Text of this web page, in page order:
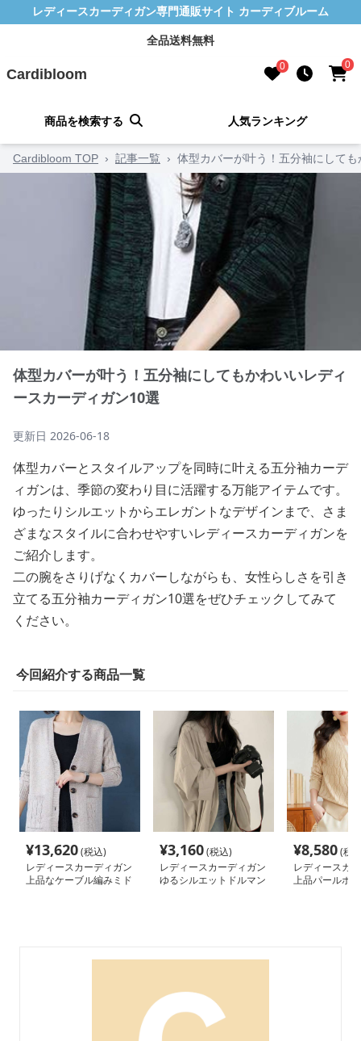
レディースカーディガン専門通販サイト カーディブルーム
全品送料無料
Cardibloom 0 0
商品を検索する 人気ランキング
Cardibloom TOP › 記事一覧 › 体型カバーが叶う！五分袖にして
体型カバーが叶う！五分袖にしてもかわいいレディ
ースカーディガン10選
更新日 2026-06-18
体型カバーとスタイルアップを同時に叶える五分袖カーデ
ィガンは、季節の変わり目に活躍する万能アイテムです。
ゆったりシルエットからエレガントなデザインまで、さま
ざまなスタイルに合わせやすいレディースカーディガンを
ご紹介します。
二の腕をさりげなくカバーしながらも、女性らしさを引き
立てる五分袖カーディガン10選をぜひチェックしてみて
ください。
今回紹介する商品一覧
¥13,620(税込)
レディースカーディガン
上品なケーブル編みミド
¥3,160(税込)
レディースカーディガン
ゆるシルエットドルマン
¥8,580(税
レディースカ
上品パールボ